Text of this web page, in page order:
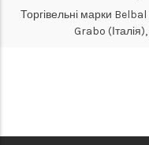
Торгівельні марки
Grabo